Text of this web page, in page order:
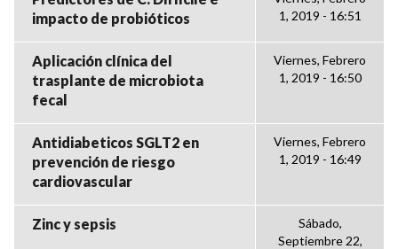
impacto de probióticos
1, 2019 - 16:51
Aplicación clínica del
trasplante de microbiota
fecal
Viernes, Febrero
1, 2019 - 16:50
Antidiabeticos SGLT2 en
prevención de riesgo
cardiovascular
Viernes, Febrero
1, 2019 - 16:49
Zinc y sepsis
Sábado,
Septiembre 22,